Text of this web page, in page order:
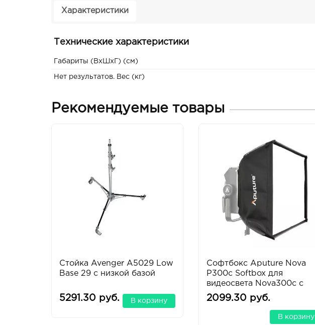
Характеристики
Технические характеристики
Габариты (ВxШxГ) (см)
Нет результатов. Вес (кг)
Рекомендуемые товары
Стойка Avenger A5029 Low
Base 29 с низкой базой
5291.30 руб. В корзину
Софтбокс Aputure Nova
P300c Softbox для
видеосвета Nova300c с
сотами
2099.30 руб.
В корзину